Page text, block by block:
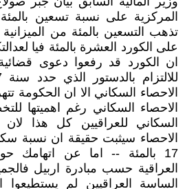
المركزية على نسبة تسعين
تذهب التسعين بالمئة من
على الكورد العشرة بالمئة فيا
ان الكورد قد رفعوا دعوى
الاحصاء السكاني الا ان الحكومة
الاحصاء السكاني رغم اهميتها
السكاني للعراقيين كل هذا
الاحصاء سيثبت حقيقة ان نسبة
17 بالمئة -- اما عن اتهامك
العراقية حسب مبادرة اربيل
الساسة العراقيين لم